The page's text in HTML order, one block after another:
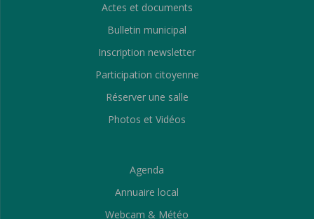
Actes et documents
Bulletin municipal
Inscription newsletter
Participation citoyenne
Réserver une salle
Photos et Vidéos
Agenda
Annuaire local
Webcam & Météo